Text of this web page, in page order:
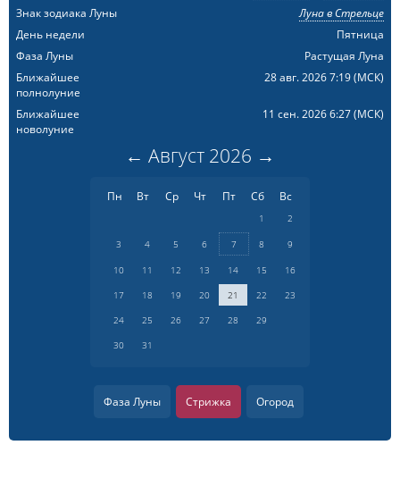
Знак зодиака Луны
Луна в Стрельце
День недели
Пятница
Фаза Луны
Растущая Луна
Ближайшее
полнолуние
28 авг. 2026 7:19(МСК)
Ближайшее
новолуние
11 сен. 2026 6:27(МСК)
← Август 2026 →
Пн Вт Ср Чт Пт Сб Вс
1 2
3 4 5 6 7 8 9
10 11 12 13 14 15
16
17
18 19 20 21 22
23
24
25 26 27 28
29
30
31
Фаза Луны Стрижка Огород